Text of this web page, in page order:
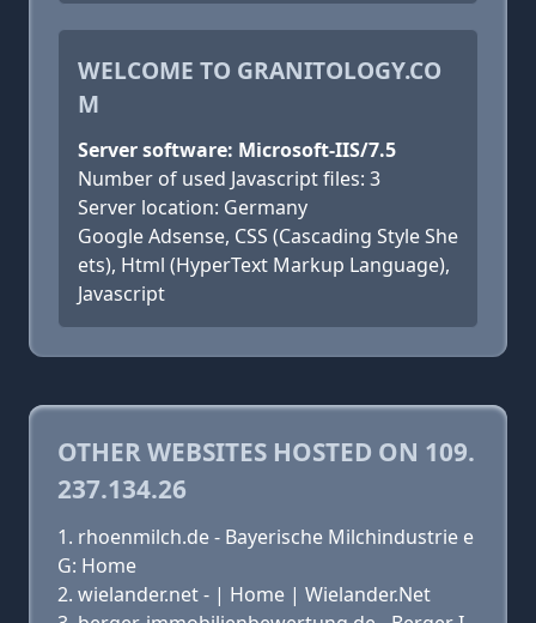
WELCOME TO GRANITOLOGY.CO
M
Server software: Microsoft-IIS/7.5
Number of used Javascript files: 3
Server location: Germany
Google Adsense, CSS (Cascading Style She
ets), Html (HyperText Markup Language),
Javascript
OTHER WEBSITES HOSTED ON 109.
237.134.26
rhoenmilch.de - Bayerische Milchindustrie e
G: Home
wielander.net - | Home | Wielander.Net